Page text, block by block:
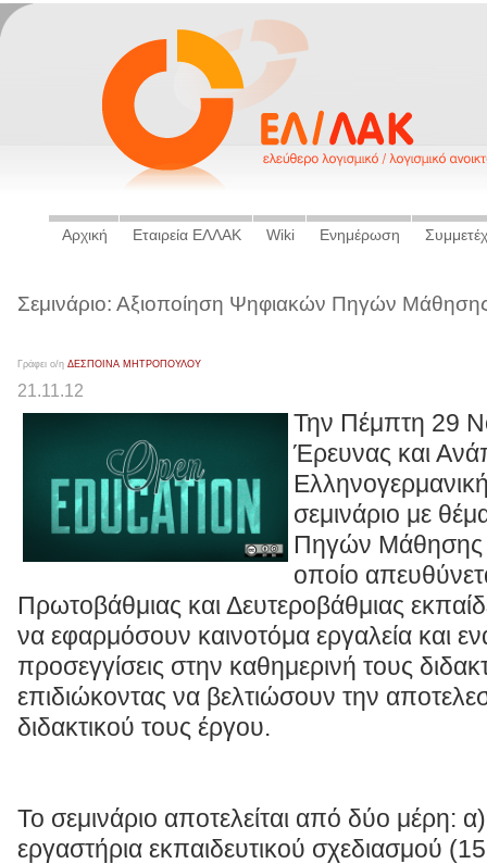
Αρχική Εταιρεία ΕΛΛΑΚ Wiki Ενημέρωση
Σεμινάριο: Αξιοποίηση Ψηφιακών Πηγών
Γράφει ο/η ΔΕΣΠΟΙΝΑ ΜΗΤΡΟΠΟΥΛΟΥ
21.11.12
Την Πέμπτη 29
Έρευνας και
σεμινάριο με
Πηγών Μάθησης
οποίο
Πρωτοβάθμιας και Δευτεροβάθμιας
να εφαρμόσουν καινοτόμα εργαλεία και
προσεγγίσεις στην καθημερινή τους
επιδιώκοντας να βελτιώσουν την
διδακτικού τους έργου.
Το σεμινάριο αποτελείται από δύο μέρη:
εργαστήρια εκπαιδευτικού σχεδιασμού